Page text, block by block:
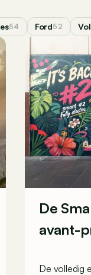
54 Ford52
De
avant-
De volledig